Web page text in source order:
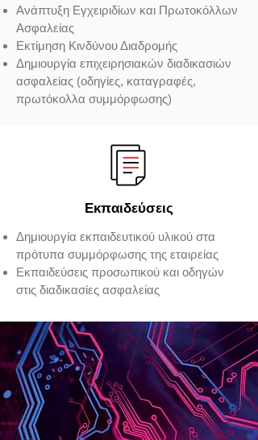
Ανάπτυξη Εγχειριδίων και Πρωτοκόλλων
Ασφαλείας
Εκτίμηση Κινδύνου Διαδρομής
Δημιουργία επιχειρησιακών διαδικασιών
ασφαλείας (οδηγίες, καταγραφές,
πρωτόκολλα συμμόρφωσης)
Εκπαιδεύσεις
Δημιουργία εκπαιδευτικού υλικού στα
πρότυπα συμμόρφωσης της εταιρείας
Εκπαιδεύσεις προσωπικού και οδηγών
στις διαδικασίες ασφαλείας